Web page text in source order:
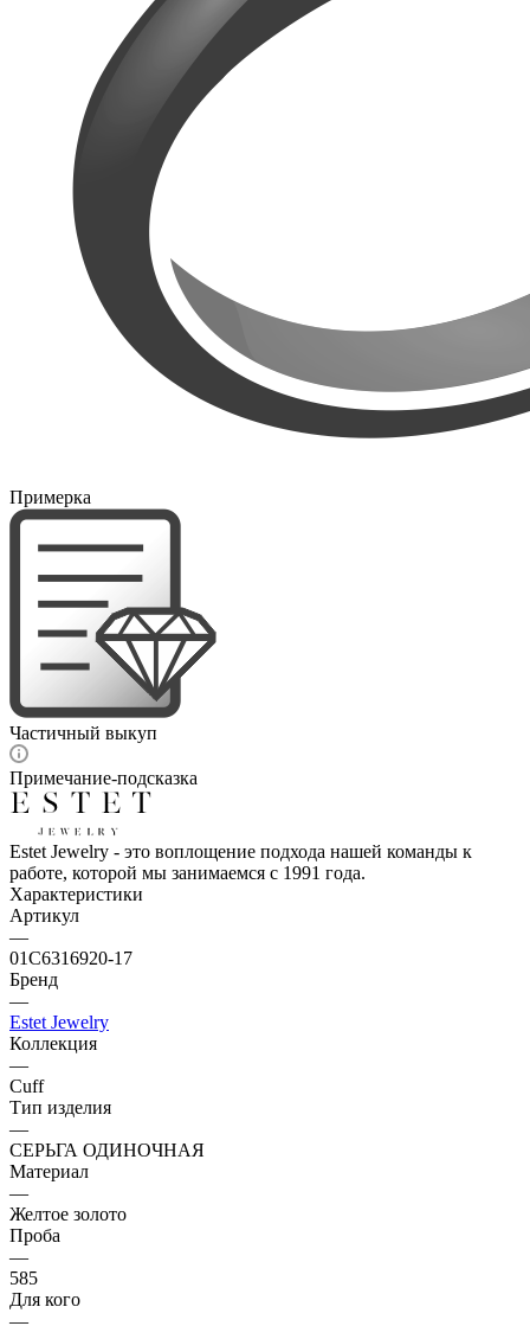
Примерка
Частичный выкуп
Примечание-подсказка
Estet Jewelry - это воплощение подхода нашей команды к
работе, которой мы занимаемся с 1991 года.
Характеристики
Артикул
—
01С6316920-17
Бренд
—
Estet Jewelry
Коллекция
—
Cuff
Тип изделия
—
СЕРЬГА ОДИНОЧНАЯ
Материал
—
Желтое золото
Проба
—
585
Для кого
—